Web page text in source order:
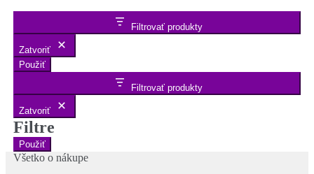
Filtrovať produkty
Zatvoriť
Použiť
Filtrovať produkty
Zatvoriť
Filtre
Použiť
Všetko o nákupe